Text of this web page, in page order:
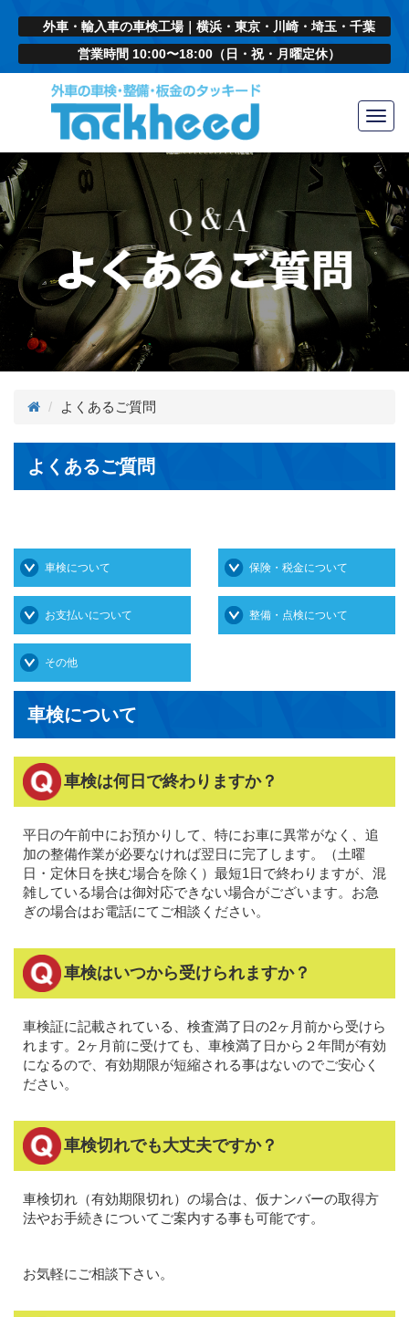
外車・輸入車の車検工場｜横浜・東京・川崎・埼玉・千葉
営業時間 10:00〜18:00（日・祝・月曜定休）
よくあるご質問
よくあるご質問
車検について 保険・税金について
お支払いについて 整備・点検について
その他
車検について
車検は何日で終わりますか？
平日の午前中にお預かりして、特にお車に異常がなく、追
加の整備作業が必要なければ翌日に完了します。（土曜
日・定休日を挟む場合を除く）最短1日で終わりますが、混
雑している場合は御対応できない場合がございます。お急
ぎの場合はお電話にてご相談ください。
車検はいつから受けられますか？
車検証に記載されている、検査満了日の2ヶ月前から受けら
れます。2ヶ月前に受けても、車検満了日から２年間が有効
になるので、有効期限が短縮される事はないのでご安心く
ださい。
車検切れでも大丈夫ですか？
車検切れ（有効期限切れ）の場合は、仮ナンバーの取得方
法やお手続きについてご案内する事も可能です。
お気軽にご相談下さい。